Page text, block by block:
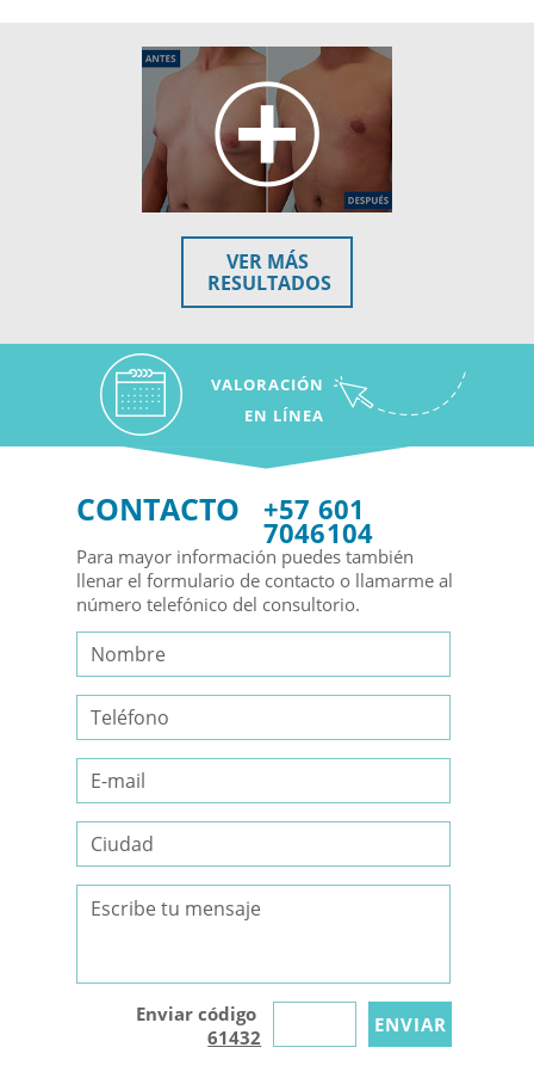
VER MÁS
RESULTADOS
VALORACIÓN
EN LÍNEA
CONTACTO +57 601
7046104
Para mayor información puedes también
llenar el formulario de contacto o llamarme al
número telefónico del consultorio.
Enviar código
61432